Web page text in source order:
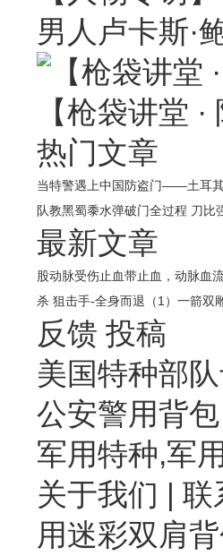
男人卢卡斯·
【枪袋讲堂
热门文章
当特警遇上中国防盗门——土耳
队教黑蜀黍水弹破门全过程 刀比
最新文章
股动脉受伤止血带止血，动脉血
杀 狙击手-全身而退（1）一箭双
反馈 投稿
美国特种部
公安警用背包
军用特种,军
关于我们 | 联
用迷彩双肩